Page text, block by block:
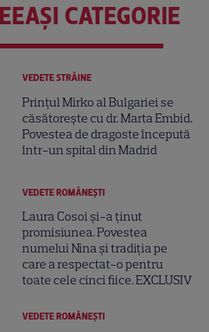
CATEGORIE
VEDETE STRĂINE
Prințul Mirko al Bulgariei se
căsătorește cu dr. Marta Embid.
Povestea de dragoste începută
într-un spital din Madrid
VEDETE ROMÂNEŞTI
Laura Cosoi și-a ținut
promisiunea. Povestea
numelui Nina și tradiția pe
care a respectat-o pentru
toate cele cinci fiice. EXCLUSIV
VEDETE ROMÂNEŞTI